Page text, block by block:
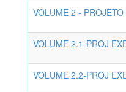
VOLUME 2 -
VOLUME 2.1-PROJ
VOLUME 2.2-PROJ